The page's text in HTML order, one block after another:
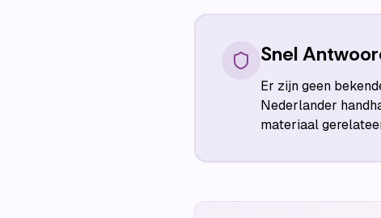
Snel
Er zijn geen
Nederlander
materiaal